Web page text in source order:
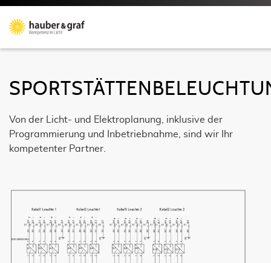
Von der Licht- und Elektroplanung, inklusive der
Programmierung und Inbetriebnahme, sind wir Ihr
kompetenter Partner.